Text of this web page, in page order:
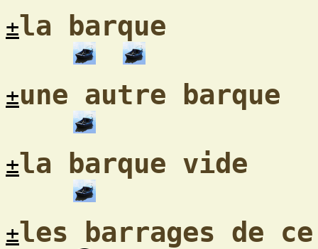
±la barque
±une autre barque
±la barque vide
±les barrages de